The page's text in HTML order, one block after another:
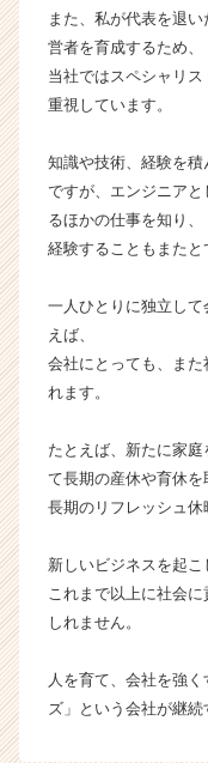
ら
h
e
また、私が代表を退
営者を育成するため、
当社ではスペシャリ
重視しています。
知識や技術、経験を積
ですが、エンジニア
るほかの仕事を知り、
経験することもまたと
一人ひとりに独立し
えば、
会社にとっても、ま
れます。
たとえば、新たに家
て長期の産休や育休を
長期のリフレッシュ休
新しいビジネスを起こ
これまで以上に社会
しれません。
人を育て、会社を強
ズ」という会社が継続